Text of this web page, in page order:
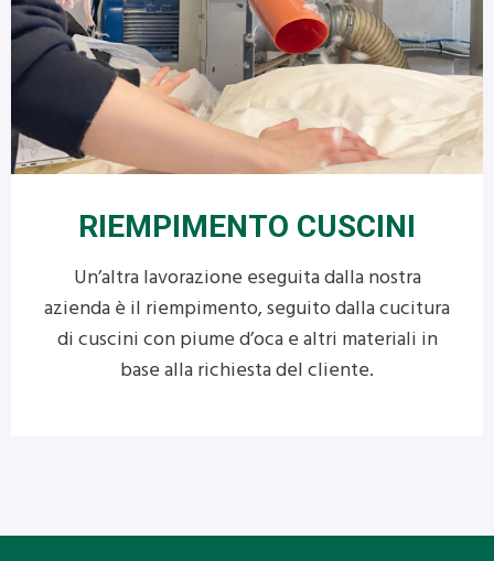
RIEMPIMENTO CUSCINI
Un’altra lavorazione eseguita dalla nostra
azienda è il riempimento, seguito dalla cucitura
di cuscini con piume d’oca e altri materiali in
base alla richiesta del cliente.